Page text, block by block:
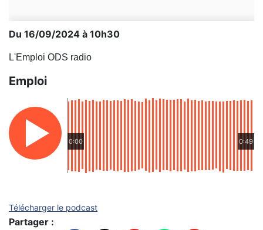
Du 16/09/2024 à 10h30
L'Emploi ODS radio
Emploi
0:00 0:49
Télécharger le podcast
Partager :